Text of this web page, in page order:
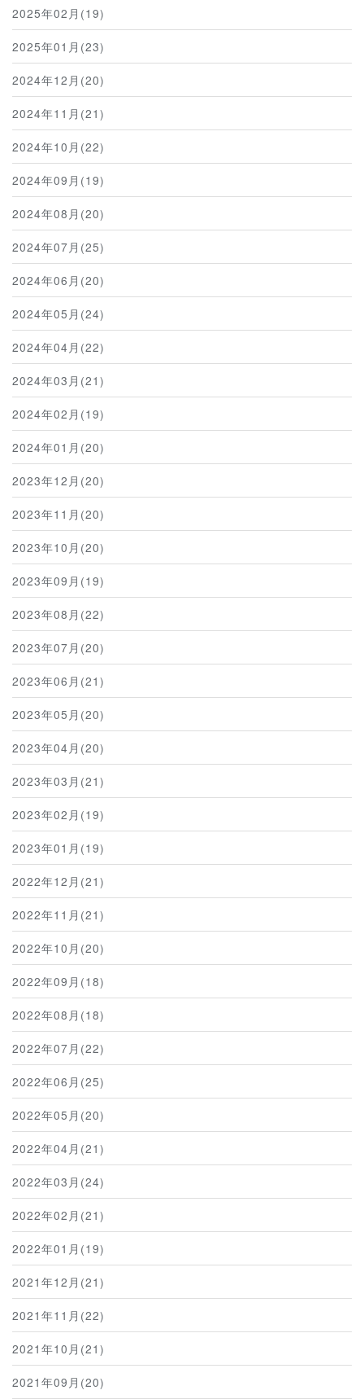
2025年02月(19)
2025年01月(23)
2024年12月(20)
2024年11月(21)
2024年10月(22)
2024年09月(19)
2024年08月(20)
2024年07月(25)
2024年06月(20)
2024年05月(24)
2024年04月(22)
2024年03月(21)
2024年02月(19)
2024年01月(20)
2023年12月(20)
2023年11月(20)
2023年10月(20)
2023年09月(19)
2023年08月(22)
2023年07月(20)
2023年06月(21)
2023年05月(20)
2023年04月(20)
2023年03月(21)
2023年02月(19)
2023年01月(19)
2022年12月(21)
2022年11月(21)
2022年10月(20)
2022年09月(18)
2022年08月(18)
2022年07月(22)
2022年06月(25)
2022年05月(20)
2022年04月(21)
2022年03月(24)
2022年02月(21)
2022年01月(19)
2021年12月(21)
2021年11月(22)
2021年10月(21)
2021年09月(20)